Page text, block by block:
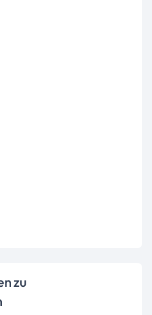
zu